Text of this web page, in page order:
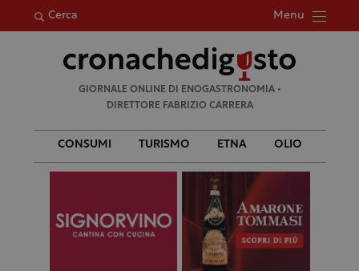
Cerca Menu
per:
GIORNALE ONLINE DI ENOGASTRONOMIA •
DIRETTORE FABRIZIO CARRERA
CONSUMI TURISMO ETNA OLIO